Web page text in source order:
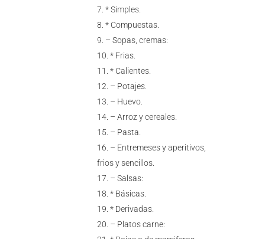
* Simples.
* Compuestas.
– Sopas, cremas:
* Frias.
* Calientes.
– Potajes.
– Huevo.
– Arroz y cereales.
– Pasta.
– Entremeses y aperitivos,
frios y sencillos.
– Salsas:
* Básicas.
* Derivadas.
– Platos carne: